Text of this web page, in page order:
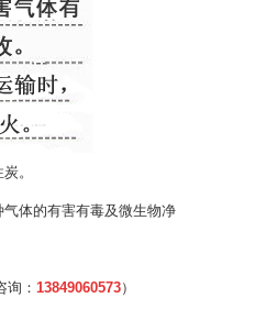
。
体的有害有毒及微生物净
询： 13849060573）